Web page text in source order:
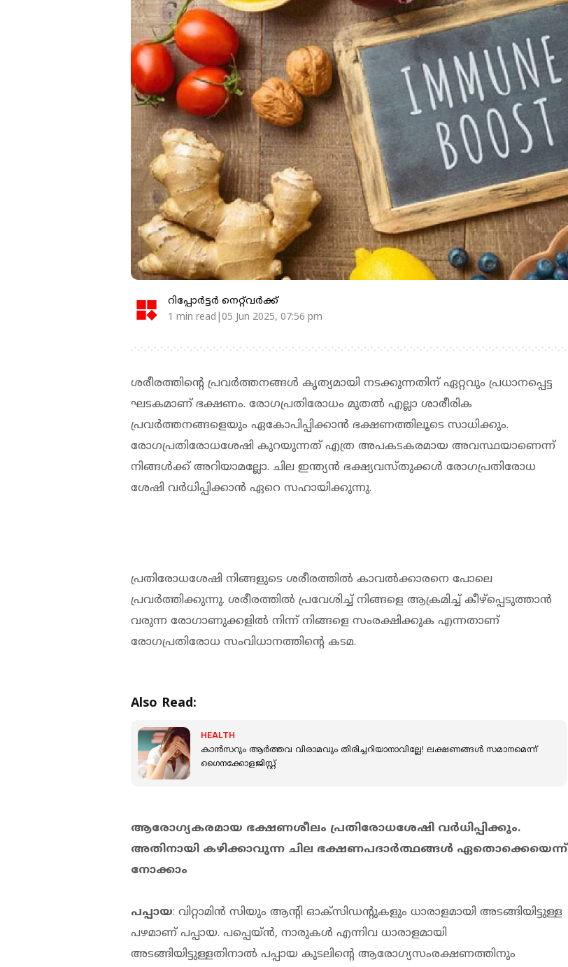
റിപ്പോർട്ടർ നെറ്റ്‌വര്‍ക്ക്‌
1 min read|05 Jun 2025, 07:56 pm
ശരീരത്തിന്‍റെ പ്രവര്‍ത്തനങ്ങള്‍ കൃത്യമായി നടക്കുന്നതിന് ഏറ്റവും പ്രധാനപ്പെട്ട
ഘടകമാണ് ഭക്ഷണം. രോഗപ്രതിരോധം മുതല്‍ എല്ലാ ശാരീരിക
പ്രവര്‍ത്തനങ്ങളെയും ഏകോപിപ്പിക്കാന്‍ ഭക്ഷണത്തിലൂടെ സാധിക്കും.
രോഗപ്രതിരോധശേഷി കുറയുന്നത് എത്ര അപകടകരമായ അവസ്ഥയാണെന്ന്
നിങ്ങള്‍ക്ക് അറിയാമല്ലോ. ചില ഇന്ത്യന്‍ ഭക്ഷ്യവസ്തുക്കള്‍ രോഗപ്രതിരോധ
ശേഷി വര്‍ധിപ്പിക്കാന്‍ ഏറെ സഹായിക്കുന്നു.
പ്രതിരോധശേഷി നിങ്ങളുടെ ശരീരത്തില്‍ കാവല്‍ക്കാരനെ പോലെ
പ്രവര്‍ത്തിക്കുന്നു. ശരീരത്തില്‍ പ്രവേശിച്ച് നിങ്ങളെ ആക്രമിച്ച് കീഴ്‌പ്പെടുത്താന്‍
വരുന്ന രോഗാണുക്കളില്‍ നിന്ന് നിങ്ങളെ സംരക്ഷിക്കുക എന്നതാണ്
രോഗപ്രതിരോധ സംവിധാനത്തിന്റെ കടമ.
Also Read:
HEALTH
കാന്‍സറും ആര്‍ത്തവ വിരാമവും തിരിച്ചറിയാനാവില്ലേ! ലക്ഷണങ്ങള്‍ സമാനമെന്ന്
ഗൈനക്കോളജിസ്റ്റ്
ആരോഗ്യകരമായ ഭക്ഷണശീലം പ്രതിരോധശേഷി വര്‍ധിപ്പിക്കും.
അതിനായി കഴിക്കാവുന്ന ചില ഭക്ഷണപദാര്‍ത്ഥങ്ങള്‍ ഏതൊക്കെയെന്ന്
നോക്കാം
പപ്പായ: വിറ്റാമിന്‍ സിയും ആന്റി ഓക്‌സിഡന്റുകളും ധാരാളമായി അടങ്ങിയിട്ടുള്ള
പഴമാണ് പപ്പായ. പപ്പെയ്ന്‍, നാരുകള്‍ എന്നിവ ധാരാളമായി
അടങ്ങിയിട്ടുള്ളതിനാല്‍ പപ്പായ കുടലിന്റെ ആരോഗ്യസംരക്ഷണത്തിനും